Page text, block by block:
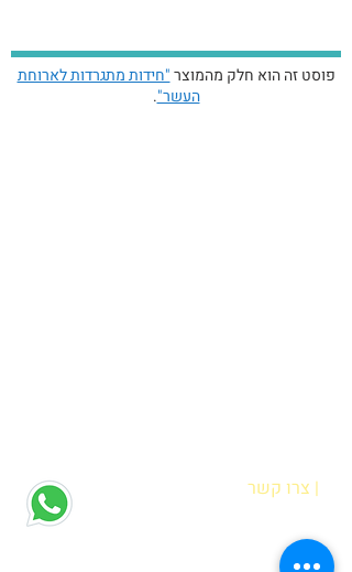
פוסט זה הוא חלק מהמוצר"חידות מתגרדות לארוחת
העשר".
| צרו קשר
רח' מוטה גור 6 קריית מוצקין